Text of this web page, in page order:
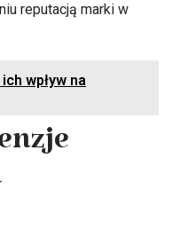
reputacją marki w
wpływ na